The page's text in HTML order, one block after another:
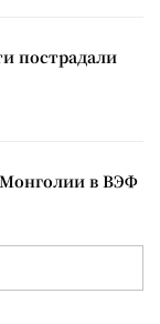
пострадали
в ВЭФ